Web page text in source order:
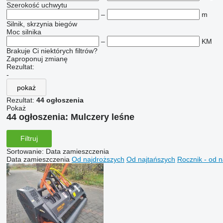
Szerokość uchwytu
–
m
Silnik, skrzynia biegów
Moc silnika
–
KM
Brakuje Ci niektórych filtrów?
Zaproponuj zmianę
Rezultat:
-
pokaż
Rezultat: 44 ogłoszenia
Pokaż
44 ogłoszenia: Mulczery leśne
Filtruj
Sortowanie: Data zamieszczenia
Data zamieszczenia Od najdroższych Od najtańszych Rocznik - od